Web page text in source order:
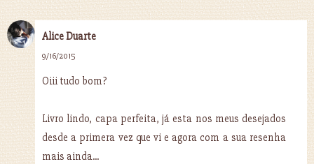
Alice Duarte
9/16/2015
Oiii tudo bom?
Livro lindo, capa perfeita, já esta nos meus desejados
desde a primera vez que vi e agora com a sua resenha
mais ainda...